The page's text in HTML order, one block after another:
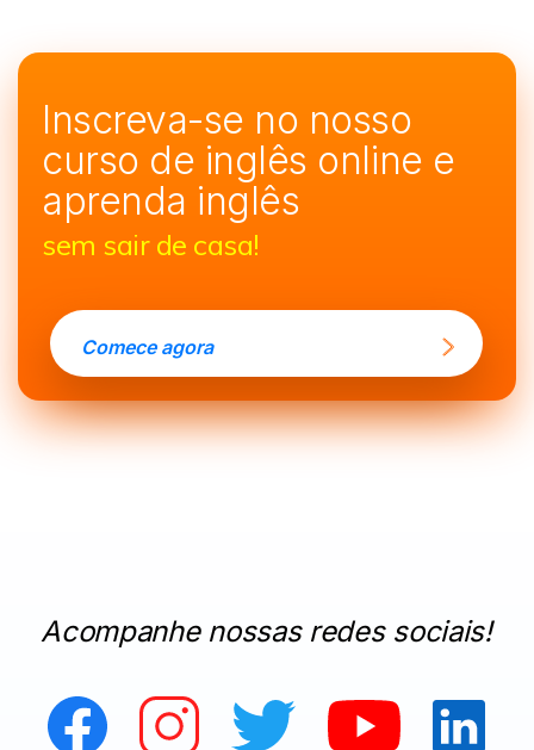
Inscreva-se no nosso
curso de inglês online e
aprenda inglês
sem sair de casa!
Comece agora
Acompanhe nossas redes sociais!